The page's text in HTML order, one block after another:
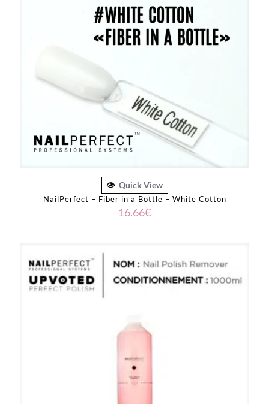
Quick View
NailPerfect – Fiber in a Bottle – White Cotton
16.66€